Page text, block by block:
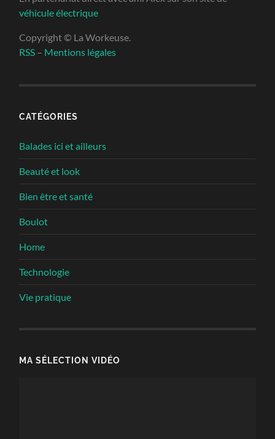
véhicule électrique
Copyright © La Workeuse.
RSS – Mentions légales
CATÉGORIES
Balades ici et ailleurs
Beauté et look
Bien être et santé
Boulot
Home
Technologie
Vie pratique
MA SÉLECTION VIDÉO